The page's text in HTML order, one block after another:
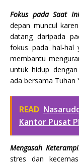
Fokus pada Saat
depan muncul
datang daripada
fokus pada hal-hal
membantu
untuk hidup
ada bersama Tuhan
READ
Kantor Pusat
Mengasah
stres dan